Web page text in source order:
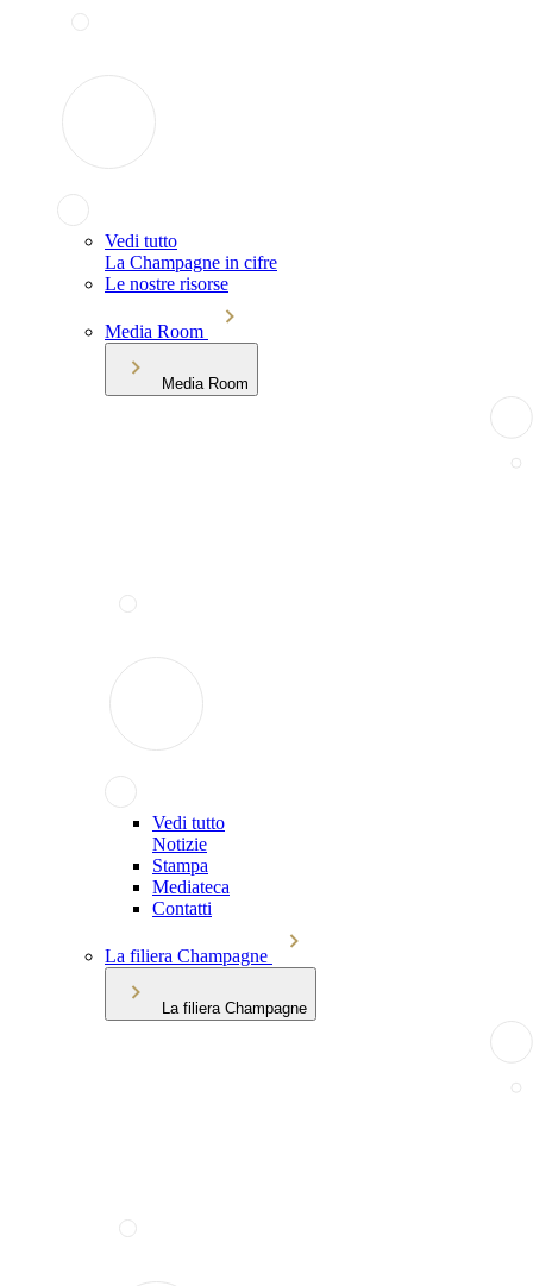
Vedi tutto
La Champagne in cifre
Le nostre risorse
Media Room
Media Room
Vedi tutto
Notizie
Stampa
Mediateca
Contatti
La filiera Champagne
La filiera Champagne